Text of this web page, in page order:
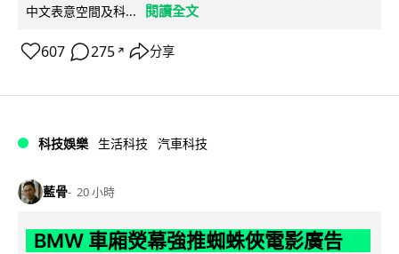
中文表意空間及科...
閱讀全文
607 275 ↗ 分享
科技娛樂 生活科技 汽車科技
藍骨 20 小時
BMW 車廂熒幕強推蜘蛛俠電影廣告